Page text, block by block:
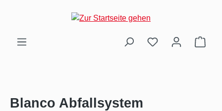
Zum Hauptinhalt springen
Blanco Abfallsystem